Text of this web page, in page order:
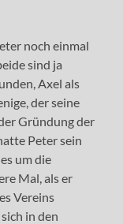
noch einmal
sind ja
Axel als
der seine
Gründung der
Peter sein
um die
Mal, als er
Vereins
in den